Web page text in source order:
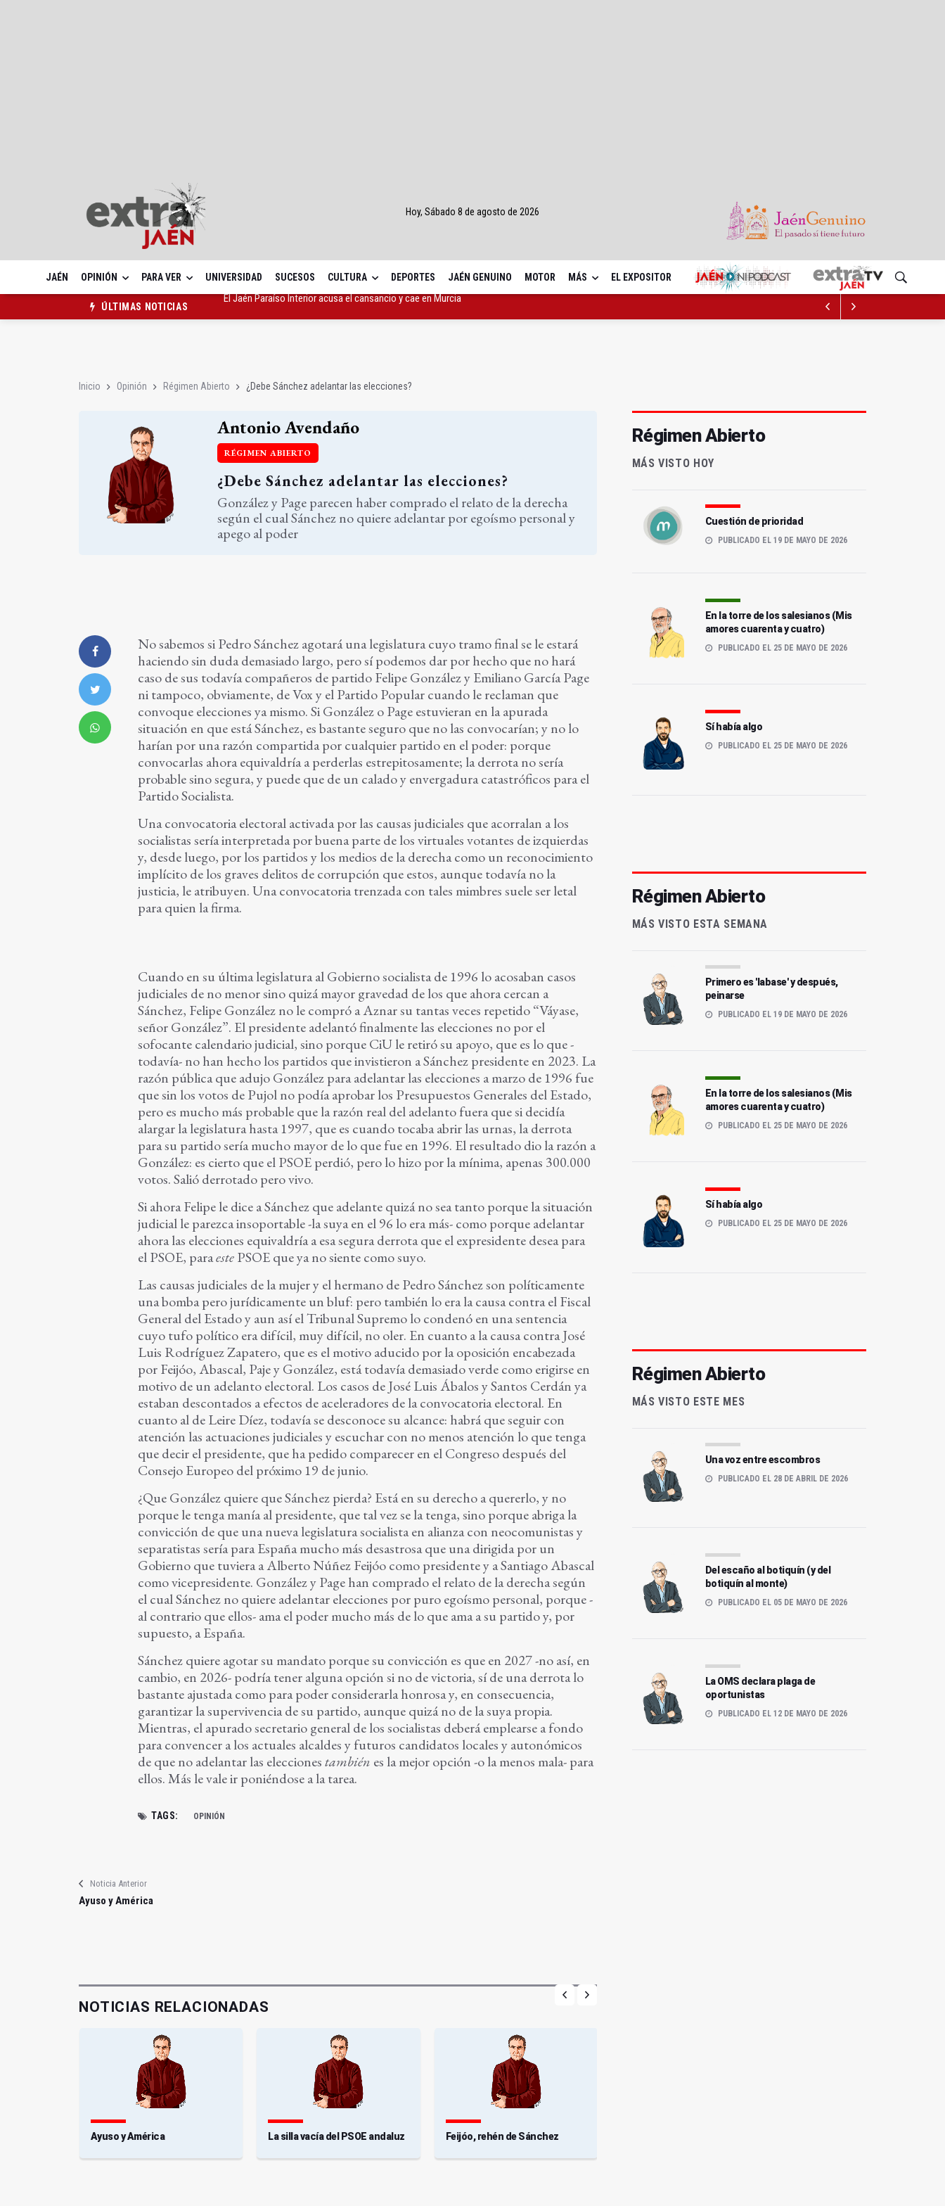
Hoy, Sábado 8 de agosto de 2026
JAÉN OPINIÓN PARA VER UNIVERSIDAD SUCESOS CULTURA DEPORTES JAÉN GENUINO MOTOR MÁS EL EXPOSITOR
ÚLTIMAS NOTICIAS
EN POCOS MINUTOS (Resumen del jueves, 28 de mayo de 2026)
Inicio Opinión Régimen Abierto ¿Debe Sánchez adelantar las elecciones?
Antonio Avendaño
RÉGIMEN ABIERTO
¿Debe Sánchez adelantar las elecciones?
González y Page parecen haber comprado el relato de la derecha
según el cual Sánchez no quiere adelantar por egoísmo personal y
apego al poder
No sabemos si Pedro Sánchez agotará una legislatura cuyo tramo final se le estará
haciendo sin duda demasiado largo, pero sí podemos dar por hecho que no hará
caso de sus todavía compañeros de partido Felipe González y Emiliano García Page
ni tampoco, obviamente, de Vox y el Partido Popular cuando le reclaman que
convoque elecciones ya mismo. Si González o Page estuvieran en la apurada
situación en que está Sánchez, es bastante seguro que no las convocarían; y no lo
harían por una razón compartida por cualquier partido en el poder: porque
convocarlas ahora equivaldría a perderlas estrepitosamente; la derrota no sería
probable sino segura, y puede que de un calado y envergadura catastróficos para el
Partido Socialista.
Una convocatoria electoral activada por las causas judiciales que acorralan a los
socialistas sería interpretada por buena parte de los virtuales votantes de izquierdas
y, desde luego, por los partidos y los medios de la derecha como un reconocimiento
implícito de los graves delitos de corrupción que estos, aunque todavía no la
justicia, le atribuyen. Una convocatoria trenzada con tales mimbres suele ser letal
para quien la firma.
Cuando en su última legislatura al Gobierno socialista de 1996 lo acosaban casos
judiciales de no menor sino quizá mayor gravedad de los que ahora cercan a
Sánchez, Felipe González no le compró a Aznar su tantas veces repetido “Váyase,
señor González”. El presidente adelantó finalmente las elecciones no por el
sofocante calendario judicial, sino porque CiU le retiró su apoyo, que es lo que -
todavía- no han hecho los partidos que invistieron a Sánchez presidente en 2023. La
razón pública que adujo González para adelantar las elecciones a marzo de 1996 fue
que sin los votos de Pujol no podía aprobar los Presupuestos Generales del Estado,
pero es mucho más probable que la razón real del adelanto fuera que si decidía
alargar la legislatura hasta 1997, que es cuando tocaba abrir las urnas, la derrota
para su partido sería mucho mayor de lo que fue en 1996. El resultado dio la razón a
González: es cierto que el PSOE perdió, pero lo hizo por la mínima, apenas 300.000
votos. Salió derrotado pero vivo.
Si ahora Felipe le dice a Sánchez que adelante quizá no sea tanto porque la situación
judicial le parezca insoportable -la suya en el 96 lo era más- como porque adelantar
ahora las elecciones equivaldría a esa segura derrota que el expresidente desea para
el PSOE, paraestePSOE que ya no siente como suyo.
Las causas judiciales de la mujer y el hermano de Pedro Sánchez son políticamente
una bomba pero jurídicamente un bluf: pero también lo era la causa contra el Fiscal
General del Estado y aun así el Tribunal Supremo lo condenó en una sentencia
cuyo tufo político era difícil, muy difícil, no oler. En cuanto a la causa contra José
Luis Rodríguez Zapatero, que es el motivo aducido por la oposición encabezada
por Feijóo, Abascal, Paje y González, está todavía demasiado verde como erigirse en
motivo de un adelanto electoral. Los casos de José Luis Ábalos y Santos Cerdán ya
estaban descontados a efectos de aceleradores de la convocatoria electoral. En
cuanto al de Leire Díez, todavía se desconoce su alcance: habrá que seguir con
atención las actuaciones judiciales y escuchar con no menos atención lo que tenga
que decir el presidente, que ha pedido comparecer en el Congreso después del
Consejo Europeo del próximo 19 de junio.
¿Que González quiere que Sánchez pierda? Está en su derecho a quererlo, y no
porque le tenga manía al presidente, que tal vez se la tenga, sino porque abriga la
convicción de que una nueva legislatura socialista en alianza con neocomunistas y
separatistas sería para España mucho más desastrosa que una dirigida por un
Gobierno que tuviera a Alberto Núñez Feijóo como presidente y a Santiago Abascal
como vicepresidente. González y Page han comprado el relato de la derecha según
el cual Sánchez no quiere adelantar elecciones por puro egoísmo personal, porque -
al contrario que ellos- ama el poder mucho más de lo que ama a su partido y, por
supuesto, a España.
Sánchez quiere agotar su mandato porque su convicción es que en 2027 -no así, en
cambio, en 2026- podría tener alguna opción si no de victoria, sí de una derrota lo
bastante ajustada como para poder considerarla honrosa y, en consecuencia,
garantizar la supervivencia de su partido, aunque quizá no de la suya propia.
Mientras, el apurado secretario general de los socialistas deberá emplearse a fondo
para convencer a los actuales alcaldes y futuros candidatos locales y autonómicos
de que no adelantar las eleccionestambién es la mejor opción -o la menos mala- para
ellos. Más le vale ir poniéndose a la tarea.
TAGS: OPINIÓN
Noticia Anterior
Ayuso y América
NOTICIAS RELACIONADAS
Ayuso y América La silla vacía del PSOE andaluz Feijóo, rehén de Sánchez
Régimen Abierto
MÁS VISTO HOY
Cuestión de prioridad
PUBLICADO EL 19 DE MAYO DE 2026
En la torre de los salesianos (Mis
amores cuarenta y cuatro)
PUBLICADO EL 25 DE MAYO DE 2026
Sí había algo
PUBLICADO EL 25 DE MAYO DE 2026
Régimen Abierto
MÁS VISTO ESTA SEMANA
Primero es 'labase' y después,
peinarse
PUBLICADO EL 19 DE MAYO DE 2026
En la torre de los salesianos (Mis
amores cuarenta y cuatro)
PUBLICADO EL 25 DE MAYO DE 2026
Sí había algo
PUBLICADO EL 25 DE MAYO DE 2026
Régimen Abierto
MÁS VISTO ESTE MES
Una voz entre escombros
PUBLICADO EL 28 DE ABRIL DE 2026
Del escaño al botiquín (y del
botiquín al monte)
PUBLICADO EL 05 DE MAYO DE 2026
La OMS declara plaga de
oportunistas
PUBLICADO EL 12 DE MAYO DE 2026